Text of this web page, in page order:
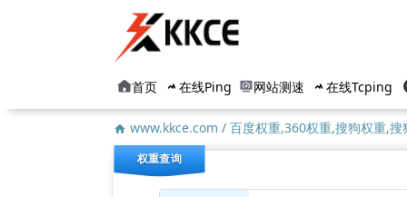
首页 在线Ping 网站测速 在线Tcping
www.kkce.com / 百度权重,360权重,搜狗权重,
权重查询